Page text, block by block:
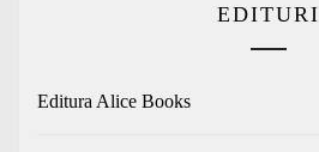
EDITURI
Editura Alice Books